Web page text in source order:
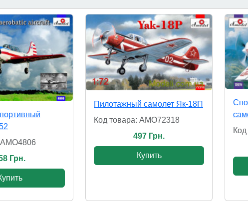
Грн.
Пилотажный самолет Як-18П
Код товара: AMO72318
497 Грн.
Купить